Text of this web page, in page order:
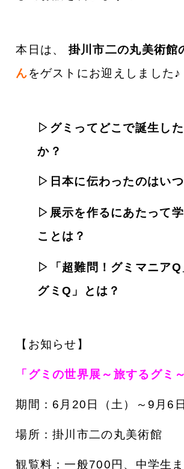
本日は、 掛川市二の丸美術館
んをゲストにお迎えしました ♪
▷グミってどこで誕生し
か？
▷日本に伝わったのはいつ
▷展示を作るにあたって
ことは？
▷「超難問！グミマニアQ
グミQ」とは？
【お知らせ】
「グミの世界展～旅するグミ～
期間：6月20日（土）～9月6
場所：掛川市二の丸美術館
観覧料：一般700円、中学生